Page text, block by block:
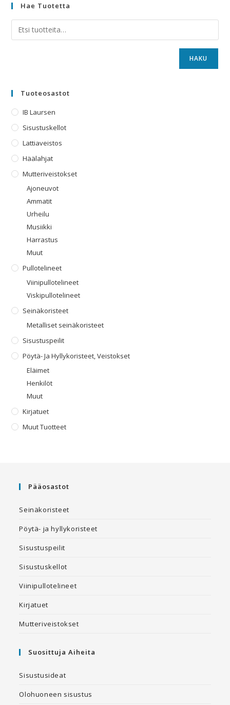
Hae Tuotetta
HAKU
Tuoteosastot
IB Laursen
Sisustuskellot
Lattiaveistos
Häälahjat
Mutteriveistokset
Ajoneuvot
Ammatit
Urheilu
Musiikki
Harrastus
Muut
Pullotelineet
Viinipullotelineet
Viskipullotelineet
Seinäkoristeet
Metalliset seinäkoristeet
Sisustuspeilit
Pöytä- Ja Hyllykoristeet, Veistokset
Eläimet
Henkilöt
Muut
Kirjatuet
Muut Tuotteet
Pääosastot
Seinäkoristeet
Pöytä- ja hyllykoristeet
Sisustuspeilit
Sisustuskellot
Viinipullotelineet
Kirjatuet
Mutteriveistokset
Suosittuja Aiheita
Sisustusideat
Olohuoneen sisustus